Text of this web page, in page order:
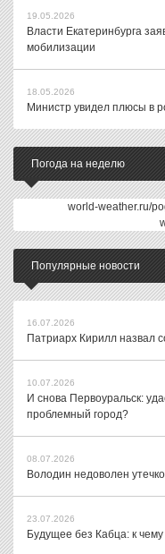
19.05.2026
Власти Екатеринбурга
мобилизации
18.05.2026
Министр увидел плюсы в
Погода на неделю
world-weather.ru/
Популярные новости
16.07.2026
Патриарх Кирилл назвал
10.07.2026
И снова Первоуральск:
проблемный город?
08.07.2026
Володин недоволен
23.07.2026
Будущее без Кабца: к